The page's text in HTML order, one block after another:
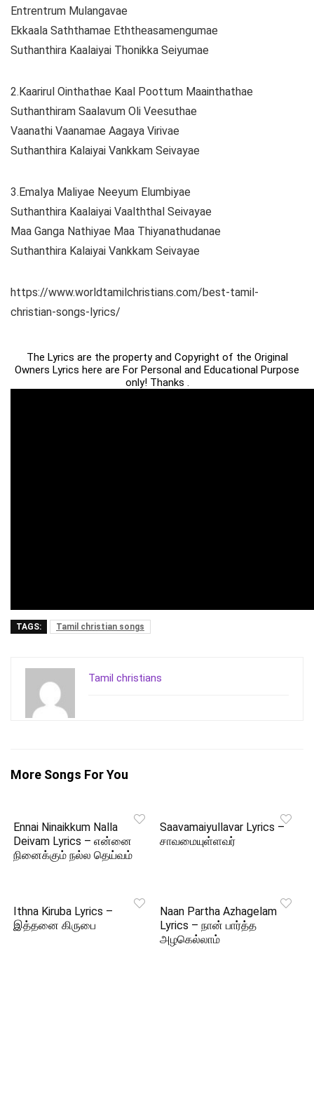
Entrentrum Mulangavae
Ekkaala Saththamae Eththeasamengumae
Suthanthira Kaalaiyai Thonikka Seiyumae
2.Kaarirul Ointhathae Kaal Poottum Maainthathae
Suthanthiram Saalavum Oli Veesuthae
Vaanathi Vaanamae Aagaya Virivae
Suthanthira Kalaiyai Vankkam Seivayae
3.Emalya Maliyae Neeyum Elumbiyae
Suthanthira Kaalaiyai Vaalththal Seivayae
Maa Ganga Nathiyae Maa Thiyanathudanae
Suthanthira Kalaiyai Vankkam Seivayae
https://www.worldtamilchristians.com/best-tamil-
christian-songs-lyrics/
The Lyrics are the property and Copyright of the Original
Owners Lyrics here are For Personal and Educational Purpose
only! Thanks .
TAGS: Tamil christian songs
Tamil christians
More Songs For You
Ennai Ninaikkum Nalla
Deivam Lyrics – என்னை
நினைக்கும் நல்ல தெய்வம்
Saavamaiyullavar Lyrics –
சாவமையுள்ளவர்
Ithna Kiruba Lyrics –
இத்தனை கிருபை
Naan Partha Azhagelam
Lyrics – நான் பார்த்த
அழகெல்லாம்